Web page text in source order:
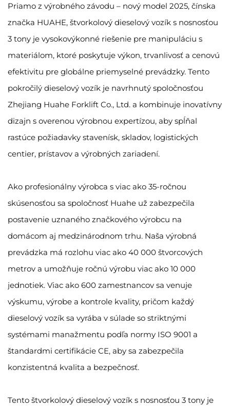
Priamo z výrobného závodu – nový model 2025, čínska
značka HUAHE, štvorkolový dieselový vozík s nosnosťou
3 tony je vysokovýkonné riešenie pre manipuláciu s
materiálom, ktoré poskytuje výkon, trvanlivosť a cenovú
efektivitu pre globálne priemyselné prevádzky. Tento
pokročilý dieselový vozík je navrhnutý spoločnosťou
Zhejiang Huahe Forklift Co., Ltd. a kombinuje inovatívny
dizajn s overenou výrobnou expertízou, aby spĺňal
rastúce požiadavky stavenísk, skladov, logistických
centier, prístavov a výrobných zariadení.
Ako profesionálny výrobca s viac ako 35-ročnou
skúsenosťou sa spoločnosť Huahe už zabezpečila
postavenie uznaného značkového výrobcu na
domácom aj medzinárodnom trhu. Naša výrobná
prevádzka má rozlohu viac ako 40 000 štvorcových
metrov a umožňuje ročnú výrobu viac ako 10 000
jednotiek. Viac ako 600 zamestnancov sa venuje
výskumu, výrobe a kontrole kvality, pričom každý
dieselový vozík sa vyrába v súlade so striktnými
systémami manažmentu podľa normy ISO 9001 a
štandardmi certifikácie CE, aby sa zabezpečila
konzistentná kvalita a bezpečnosť.
Tento štvorkolový dieselový vozík s nosnosťou 3 tony je